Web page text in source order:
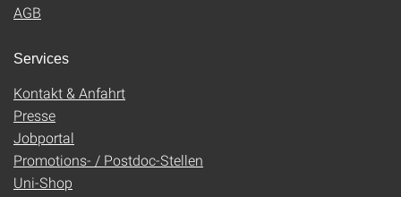
AGB
Services
Kontakt & Anfahrt
Presse
Jobportal
Promotions- / Postdoc-Stellen
Uni-Shop